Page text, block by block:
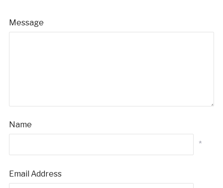
Message
Name
*
Email Address